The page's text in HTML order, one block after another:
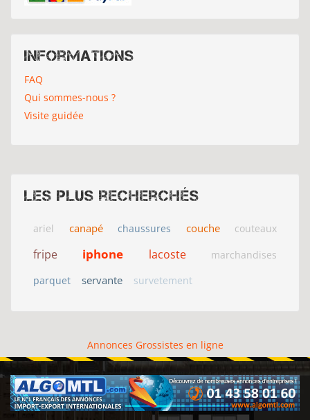
Informations
FAQ
Qui sommes-nous ?
Visite guidée
Les plus recherchés
ariel canapé chaussures couche couteaux
fripe iphone lacoste
marchandises
parquet
servante survetement
Annonces Grossistes en ligne